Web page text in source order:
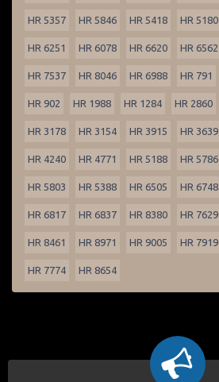
HR 5357 HR 5846 HR 5418 HR 5180
HR 6251 HR 6078 HR 6620 HR 6562
HR 7537 HR 8046 HR 6988 HR 791
HR 902 HR 1988 HR 1284 HR 2860
HR 3178 HR 3154 HR 3915 HR 3639
HR 4240 HR 4771 HR 5188 HR 5786
HR 5803 HR 5388 HR 6505 HR 6748
HR 6817 HR 6837 HR 8380 HR 7629
HR 8461 HR 8971 HR 9005 HR 7919
HR 7774 HR 8654